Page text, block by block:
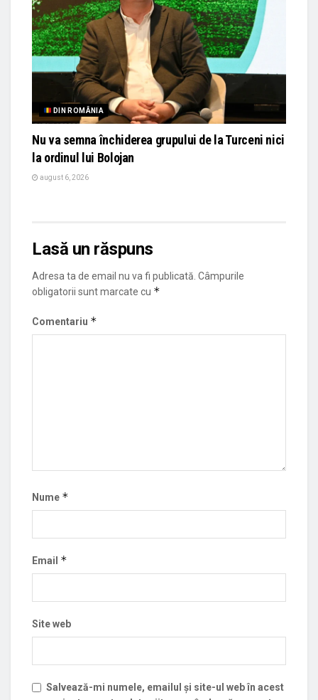
DIN ROMÂNIA
Nu va semna închiderea grupului de la Turceni nici
la ordinul lui Bolojan
august 6, 2026
Lasă un răspuns
Adresa ta de email nu va fi publicată. Câmpurile
obligatorii sunt marcate cu *
Comentariu *
Nume *
Email *
Site web
Salvează-mi numele, emailul și site-ul web în acest